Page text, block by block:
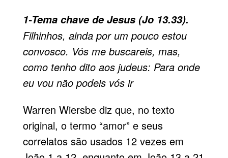
1-Tema chave de Jesus (Jo 13.33).
Filhinhos, ainda por um pouco estou
convosco. Vós me buscareis, mas,
como tenho dito aos judeus: Para onde
eu vou não podeis vós ir
Warren Wiersbe diz que, no texto
original, o termo “amor” e seus
correlatos são usados 12 vezes em